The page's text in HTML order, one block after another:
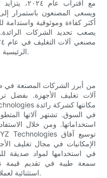
مع اقتراب
ويسعى المصنعون باستمرار
أكثر كفاءة وموثوقية واستدامة
يصعب تحديد الشركات
الرئيسية وميزاتهم الفريدة وتأثيرهم على القطاع.
آلات تغليف الأجهزة. بفضل
في السوق. تشتهر آلاتها
استخداماتها. ومن خلال
الإمكانيات في مجال تغليف
في استخدامها لمواد صديقة
استثنائية لعملائها مع تقليل التأثير البيئي إلى أدنى حد.